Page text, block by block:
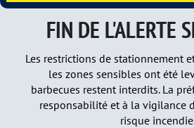
FIN DE L'ALERTE
Les restrictions de stationnement
les zones sensibles ont été
barbecues restent interdits. La
responsabilité et à la vigilance
risque